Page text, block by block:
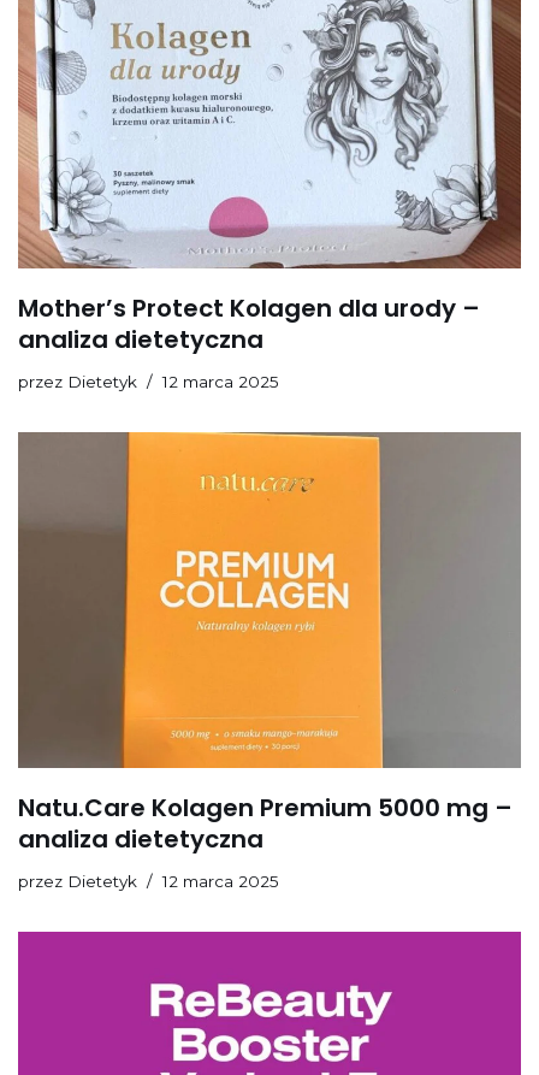
Mother’s Protect Kolagen dla urody –
analiza dietetyczna
przez Dietetyk 12 marca 2025
Natu.Care Kolagen Premium 5000 mg –
analiza dietetyczna
przez Dietetyk 12 marca 2025